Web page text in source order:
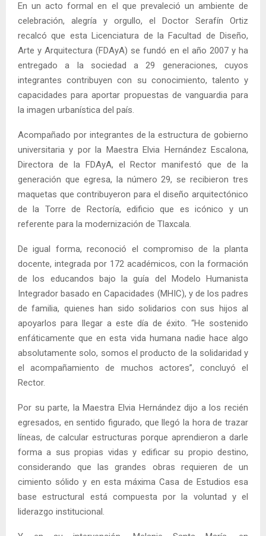
En un acto formal en el que prevaleció un ambiente de
celebración, alegría y orgullo, el Doctor Serafín Ortiz
recalcó que esta Licenciatura de la Facultad de Diseño,
Arte y Arquitectura (FDAyA) se fundó en el año 2007 y ha
entregado a la sociedad a 29 generaciones, cuyos
integrantes contribuyen con su conocimiento, talento y
capacidades para aportar propuestas de vanguardia para
la imagen urbanística del país.
Acompañado por integrantes de la estructura de gobierno
universitaria y por la Maestra Elvia Hernández Escalona,
Directora de la FDAyA, el Rector manifestó que de la
generación que egresa, la número 29, se recibieron tres
maquetas que contribuyeron para el diseño arquitectónico
de la Torre de Rectoría, edificio que es icónico y un
referente para la modernización de Tlaxcala.
De igual forma, reconoció el compromiso de la planta
docente, integrada por 172 académicos, con la formación
de los educandos bajo la guía del Modelo Humanista
Integrador basado en Capacidades (MHIC), y de los padres
de familia, quienes han sido solidarios con sus hijos al
apoyarlos para llegar a este día de éxito. “He sostenido
enfáticamente que en esta vida humana nadie hace algo
absolutamente solo, somos el producto de la solidaridad y
el acompañamiento de muchos actores”, concluyó el
Rector.
Por su parte, la Maestra Elvia Hernández dijo a los recién
egresados, en sentido figurado, que llegó la hora de trazar
líneas, de calcular estructuras porque aprendieron a darle
forma a sus propias vidas y edificar su propio destino,
considerando que las grandes obras requieren de un
cimiento sólido y en esta máxima Casa de Estudios esa
base estructural está compuesta por la voluntad y el
liderazgo institucional.